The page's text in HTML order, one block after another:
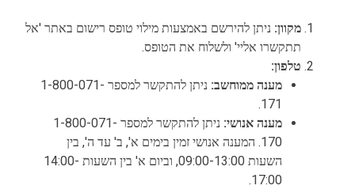
מקוון: ניתן להירשם באמצעות מילוי טופס רישום באתר 'אל
תתקשרו אליי' ולשלוח את הטופס.
טלפון:
מענה ממוחשב:
ניתן להתקשר למספר 1-800-071-
171.
מענה אנושי:
ניתן להתקשר למספר 1-800-071-
170. המענה אנושי זמין בימים א', ב' עד ה', בין
השעות 09:00-13:00, וביום א' בין השעות 14:00-
17:00.